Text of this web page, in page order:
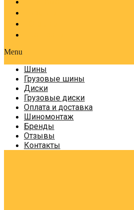
Menu
Шины
Грузовые шины
Диски
Грузовые диски
Оплата и доставка
Шиномонтаж
Бренды
Отзывы
Контакты